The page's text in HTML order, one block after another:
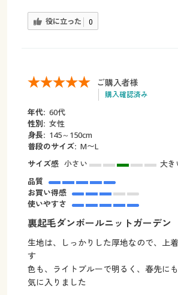
役に立った 0
ご購入者様
購入確認済み
年代: 60代
性別: 女性
身長: 145～150cm
普段のサイズ: M〜L
サイズ感 小さい
大き
品質
お買い得感
使いやすさ
裏起毛ダンボールニットガーデン
生地は、しっかりした厚地なので、上
す
色も、ライトブルーで明るく、春先にも
気に入りました